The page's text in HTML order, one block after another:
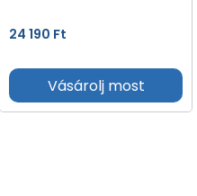
24 190 Ft
Vásárolj most